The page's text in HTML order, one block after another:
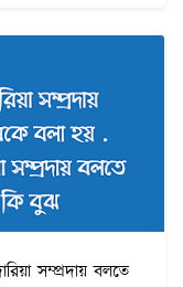
সম্প্রদায় বলতে